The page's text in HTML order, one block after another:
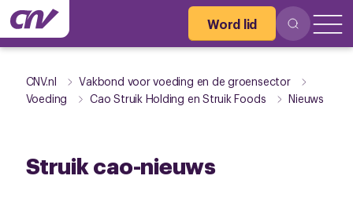
Word lid
CNV.nl
Vakbond voor voeding en de groensector
Voeding
Cao Struik Holding en Struik Foods Nieuws
Struik cao-nieuws